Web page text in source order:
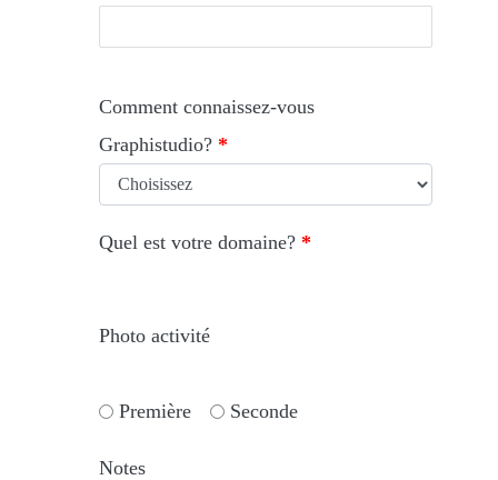
Comment connaissez-vous
Graphistudio? *
Quel est votre domaine? *
Photo activité
Première Seconde
Notes